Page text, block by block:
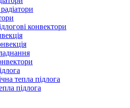
конвектори
тепла підлога
підлога